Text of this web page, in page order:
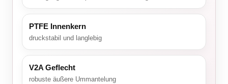
PTFE Innenkern
druckstabil und langlebig
V2A Geflecht
robuste äußere Ummantelung